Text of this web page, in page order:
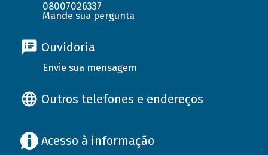
08007026337
Mande sua pergunta
Ouvidoria
Envie sua mensagem
Outros telefones e endereços
Acesso à informação